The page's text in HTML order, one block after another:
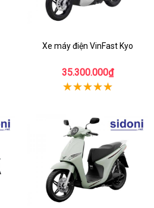
Xe máy điện VinFast Kyo
35.300.000₫